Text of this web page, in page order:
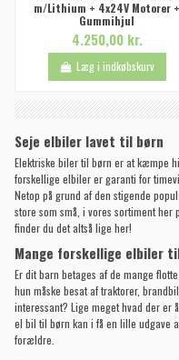
m/Lithium + 4x24V Motorer +
Gummihjul
4.250,00 kr.
Læg i indkøbskurv
Seje elbiler lavet til børn
Elektriske biler til børn er at kæmpe
forskellige elbiler er garanti for
Netop på grund af den stigende
store som små, i vores sortiment
finder du det altså lige her!
Mange forskellige elbiler
Er dit barn betages af de mange
hun måske besat af traktorer,
interessant? Lige meget hvad der er
el bil til børn kan i få en lille
forældre.